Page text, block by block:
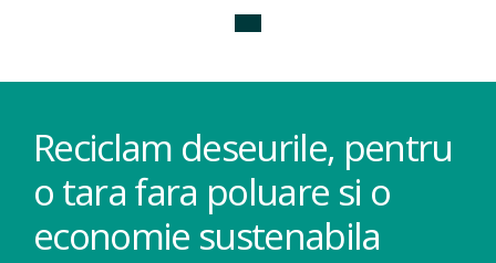
Reciclam deseurile, pentru
o tara fara poluare si o
economie sustenabila